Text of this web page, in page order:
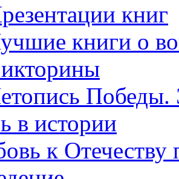
книг
книги о
Победы.
в истории
к Отечеству